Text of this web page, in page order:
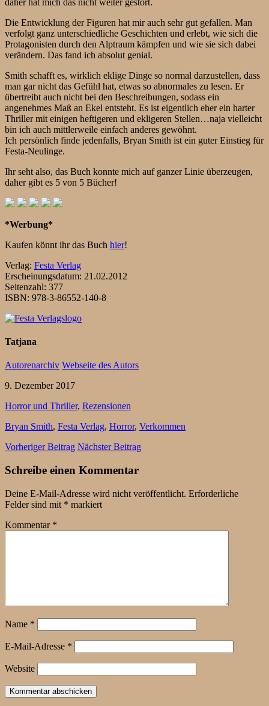
daher hat mich das nicht weiter gestört.
Die Entwicklung der Figuren hat mir auch sehr gut gefallen. Man
verfolgt ganz unterschiedliche Geschichten und erlebt, wie sich die
Protagonisten durch den Alptraum kämpfen und wie sie sich dabei
verändern. Das fand ich absolut genial.
Smith schafft es, wirklich eklige Dinge so normal darzustellen, dass
man gar nicht das Gefühl hat, etwas so abnormales zu lesen. Er
übertreibt auch nicht bei den Beschreibungen, sodass ein
angenehmes Maß an Ekel entsteht. Es ist eigentlich eher ein harter
Thriller mit einigen heftigeren und ekligeren Stellen…naja vielleicht
bin ich auch mittlerweile einfach anderes gewöhnt.
Ich persönlich finde jedenfalls, Bryan Smith ist ein guter Einstieg für
Festa-Neulinge.
Ihr seht also, das Buch konnte mich auf ganzer Linie überzeugen,
daher gibt es 5 von 5 Bücher!
*Werbung*
Kaufen könnt ihr das Buch hier!
Verlag: Festa Verlag
Erscheinungsdatum: 21.02.2012
Seitenzahl: 377
ISBN: 978-3-86552-140-8
Tatjana
Autorenarchiv Webseite des Autors
9. Dezember 2017
Horror und Thriller, Rezensionen
Bryan Smith, Festa Verlag, Horror, Verkommen
Vorheriger Beitrag Nächster Beitrag
Schreibe einen Kommentar
Deine E-Mail-Adresse wird nicht veröffentlicht. Erforderliche
Felder sind mit * markiert
Kommentar *
Name *
E-Mail-Adresse *
Website